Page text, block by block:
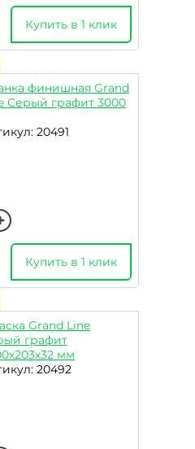
Купить в 1 клик
финишная Grand
Серый графит 3000
20491
Купить в 1 клик
Grand Line
графит
мм
20492